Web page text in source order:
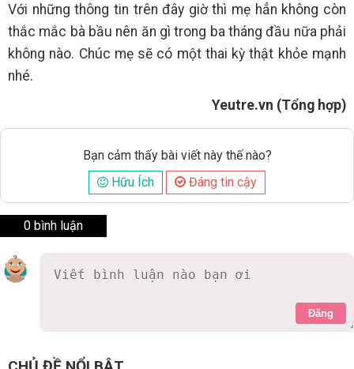
Với những thông tin trên đây giờ thì mẹ hẳn không còn
thắc mắc bà bầu nên ăn gì trong ba tháng đầu nữa phải
không nào. Chúc mẹ sẽ có một thai kỳ thật khỏe mạnh
nhé.
Yeutre.vn (Tổng hợp)
Bạn cảm thấy bài viết này thế nào?
Hữu Ích
Đáng tin cậy
0 bình luận
Đăng